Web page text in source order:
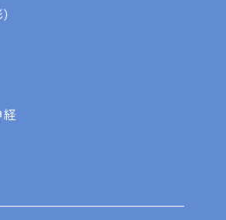
経